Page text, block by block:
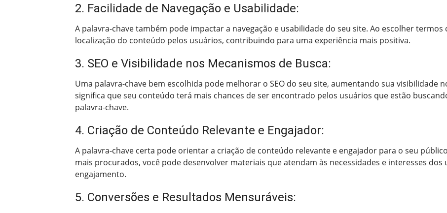
2. Facilidade de Navegação e Usabilidade:
A palavra-chave também pode impactar a navegação e usabilidade do seu site. Ao escolher termos
localização do conteúdo pelos usuários, contribuindo para uma experiência mais positiva.
3. SEO e Visibilidade nos Mecanismos de Busca:
Uma palavra-chave bem escolhida pode melhorar o SEO do seu site, aumentando sua visibilidade
significa que seu conteúdo terá mais chances de ser encontrado pelos usuários que estão
palavra-chave.
4. Criação de Conteúdo Relevante e Engajador:
A palavra-chave certa pode orientar a criação de conteúdo relevante e engajador para o seu
mais procurados, você pode desenvolver materiais que atendam às necessidades e interesses
engajamento.
5. Conversões e Resultados Mensuráveis: